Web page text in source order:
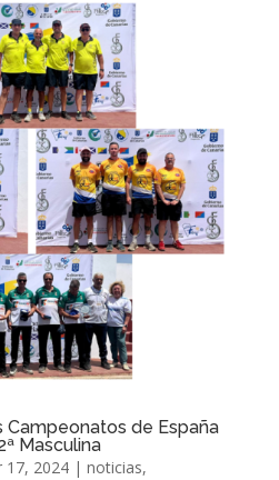
Campeonatos de España
Masculina
17, 2024| noticias,